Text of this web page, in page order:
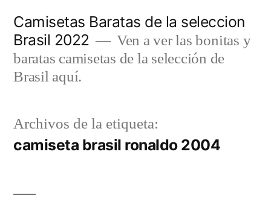
contenido
Camisetas Baratas de la seleccion
Brasil 2022
Ven a ver las bonitas y
baratas camisetas de la selección de
Brasil aquí.
Archivos de la etiqueta:
camiseta brasil ronaldo 2004